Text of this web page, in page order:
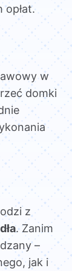
opłat.
w
domki
z
. Zanim
–
jak i